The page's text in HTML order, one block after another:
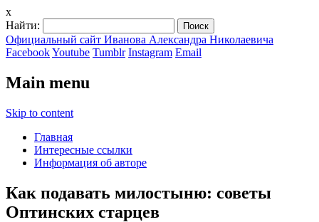
x
Найти:
Официальный сайт Иванова Александра Николаевича
FacebookYoutube Tumblr Instagram Email
Main menu
Skip to content
Главная
Интересные ссылки
Информация об авторе
Как подавать милостыню: советы
Оптинских старцев